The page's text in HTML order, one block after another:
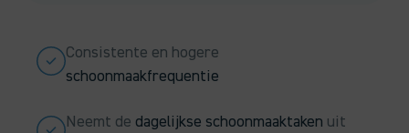
Consistente en hogere
schoonmaakfrequentie
Neemt de dagelijkse schoonmaaktaken uit